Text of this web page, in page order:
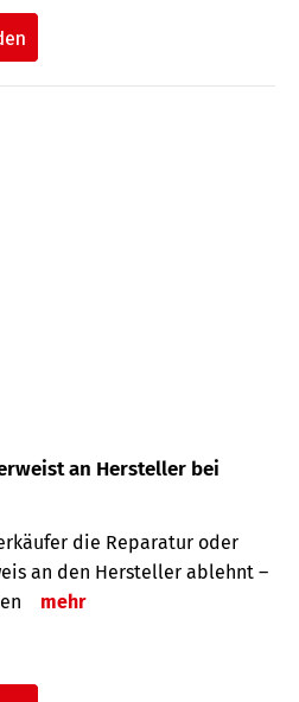
an Hersteller bei
die Reparatur oder
an den Hersteller ablehnt –
mehr